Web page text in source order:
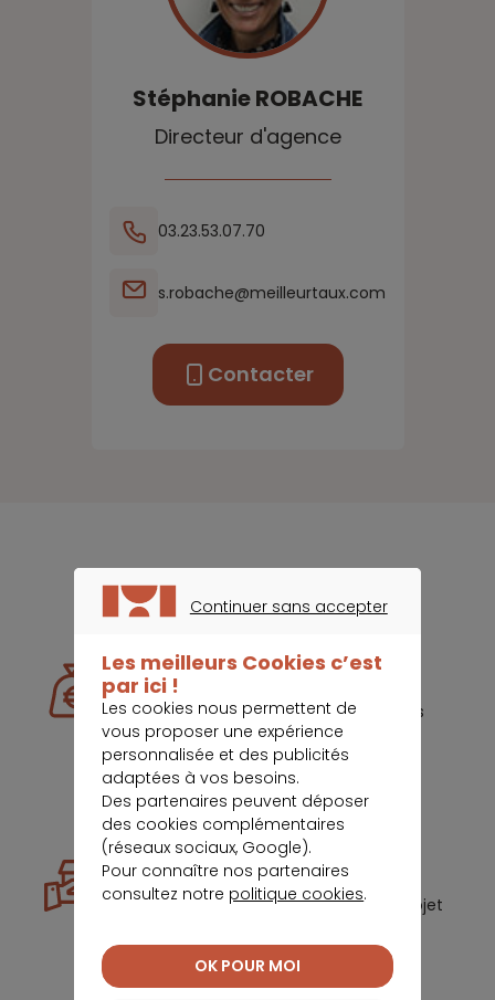
StéphanieROBACHE
Directeur d'agence
03.23.53.07.70
s.robache@meilleurtaux.com
Contacter
Nos métiers
Rachat de crédit
Nous étudions votre situation et vous
offrons un accompagnement
personnalisé pour réduire vos
mensualité
Crédit immobilier
Nous vous aidons à faire de votre projet
Continuer sans accepter
Les meilleurs Cookies c’est
par ici !
Les cookies nous permettent de
vous proposer une expérience
personnalisée et des publicités
adaptées à vos besoins.
Des partenaires peuvent déposer
des cookies complémentaires
(réseaux sociaux, Google).
Pour connaître nos partenaires
consultez notre politique cookies.
OK POUR MOI